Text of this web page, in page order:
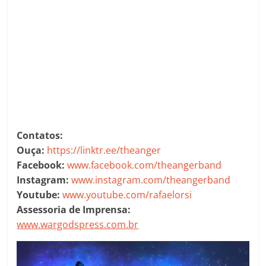
Contatos:
Ouça: https://linktr.ee/theanger
Facebook:www.facebook.com/theangerband
Instagram:www.instagram.com/theangerband
Youtube: www.youtube.com/rafaelorsi
Assessoria de Imprensa:
www.wargodspress.com.br